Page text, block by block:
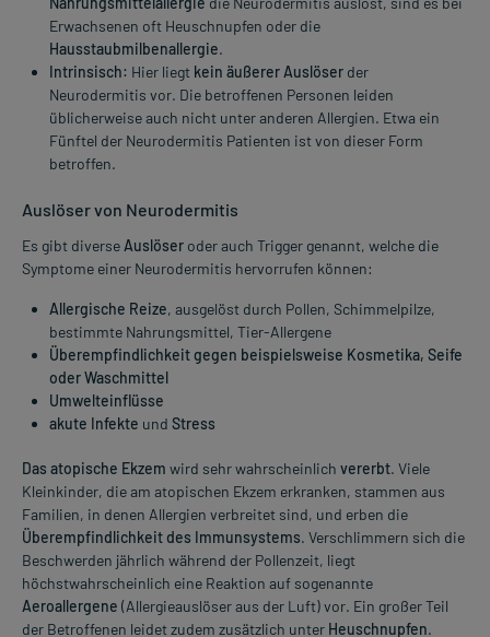
Erwachsenen oft Heuschnupfen oder die
Hausstaubmilbenallergie.
Intrinsisch: Hier liegt kein äußerer Auslöser der
Neurodermitis vor. Die betroffenen Personen leiden
üblicherweise auch nicht unter anderen Allergien. Etwa ein
Fünftel der Neurodermitis Patienten ist von dieser Form
betroffen.
Auslöser von Neurodermitis
Es gibt diverse Auslöser oder auch Trigger genannt, welche die
Symptome einer Neurodermitis hervorrufen können:
Allergische Reize, ausgelöst durch Pollen, Schimmelpilze,
bestimmte Nahrungsmittel, Tier-Allergene
Überempfindlichkeit gegen beispielsweise Kosmetika, Seife
oder Waschmittel
Umwelteinflüsse
akute Infekte und Stress
Das atopische Ekzem wird sehr wahrscheinlich vererbt. Viele
Kleinkinder, die am atopischen Ekzem erkranken, stammen aus
Familien, in denen Allergien verbreitet sind, und erben die
Überempfindlichkeit des Immunsystems. Verschlimmern sich die
Beschwerden jährlich während der Pollenzeit, liegt
höchstwahrscheinlich eine Reaktion auf sogenannte
Aeroallergene (Allergieauslöser aus der Luft) vor. Ein großer Teil
der Betroffenen leidet zudem zusätzlich unter Heuschnupfen.